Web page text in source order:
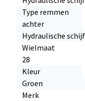
Type remmen
achter
Hydraulische
Wielmaat
28
Kleur
Groen
Merk